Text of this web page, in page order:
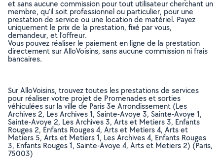
et sans aucune commission pour tout utilisateur cherchant un
membre, qu’il soit professionnel ou particulier, pour une
prestation de service ou une location de matériel. Payez
uniquement le prix de la prestation, fixé par vous,
demandeur, et l’offreur.
Vous pouvez réaliser le paiement en ligne de la prestation
directement sur AlloVoisins, sans aucune commission ni frais
bancaires.
Sur AlloVoisins, trouvez toutes les prestations de services
pour réaliser votre projet de Promenades et sorties
véhiculées sur la ville de Paris 3e Arrondissement (Les
Archives 2, Les Archives 1, Sainte-Avoye 3, Sainte-Avoye 1,
Sainte-Avoye 2, Les Archives 3, Arts et Metiers 3, Enfants
Rouges 2, Enfants Rouges 4, Arts et Metiers 4, Arts et
Metiers 5, Arts et Metiers 1, Les Archives 4, Enfants Rouges
3, Enfants Rouges 1, Sainte-Avoye 4, Arts et Metiers 2) (Paris,
75003)